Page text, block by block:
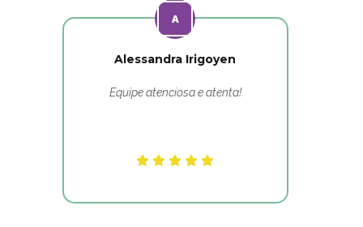
Alessandra Irigoyen
Equipe atenciosa e atenta!